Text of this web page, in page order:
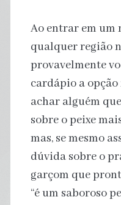
Ao entrar em um
qualquer região
provavelmente
cardápio a
achar alguém
sobre o peixe
mas, se mesmo
dúvida sobre o
garçom que
“é um saboroso